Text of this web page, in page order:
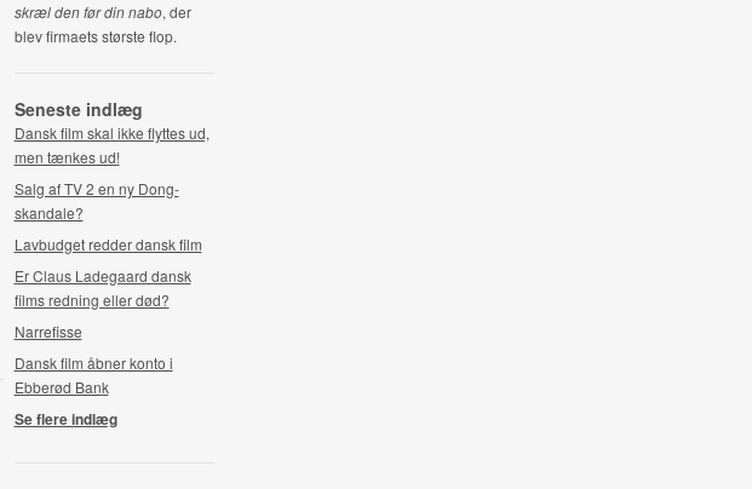
skræl den før din nabo, der
blev firmaets største flop.
Seneste indlæg
Dansk film skal ikke flyttes ud,
men tænkes ud!
Salg af TV 2 en ny Dong-
skandale?
Lavbudget redder dansk film
Er Claus Ladegaard dansk
films redning eller død?
Narrefisse
Dansk film åbner konto i
Ebberød Bank
Se flere indlæg